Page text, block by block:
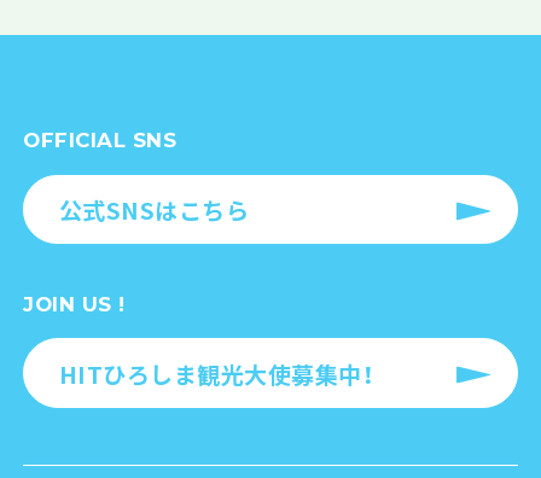
OFFICIAL SNS
公式SNSはこちら
JOIN US !
HITひろしま観光大使募集中！